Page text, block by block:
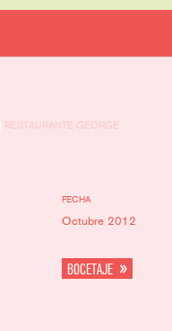
RESTAURANTE GEORGE
FECHA
Octubre 2012
BOCETAJE